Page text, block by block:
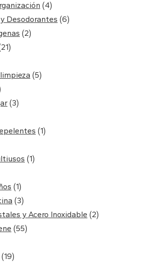
(4)
Desodorantes (6)
(2)
(5)
(3)
(1)
(1)
(1)
(3)
y Acero Inoxidable (2)
(55)
(19)